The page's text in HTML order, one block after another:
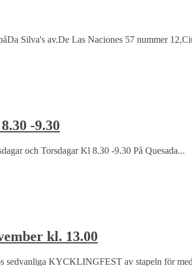
Silva's av.De Las Naciones 57 nummer
-9.30
och Torsdagar Kl 8.30 -9.30 På Quesada...
kl. 13.00
KYCKLINGFEST av stapeln för